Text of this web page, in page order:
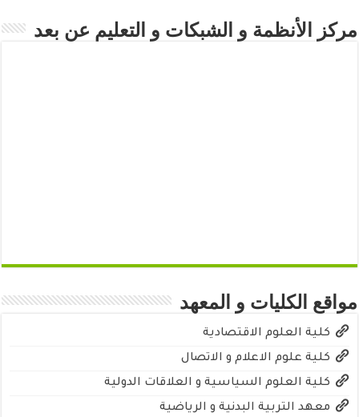
مركز الأنظمة و الشبكات و التعليم عن بعد
مواقع الكليات و المعهد
كلية العلوم الاقتصادية
كلية علوم الاعلام و الاتصال
كلية العلوم السياسية و العلاقات الدولية
معهد التربية البدنية و الرياضية